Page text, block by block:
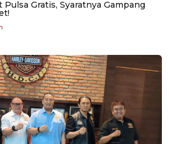
Pulsa Gratis, Syaratnya Gampang